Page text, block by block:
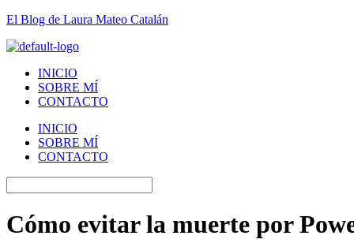
El Blog de Laura Mateo Catalán
INICIO
SOBRE MÍ
CONTACTO
INICIO
SOBRE MÍ
CONTACTO
Cómo evitar la muerte por